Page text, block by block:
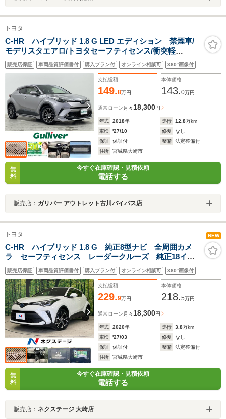
トヨタ
C-HR ハイブリッド 1.8 G LED エディション 禁煙車/
モデリスタエアロ/トヨタセーフティセンス/衝突軽
減/BSM/ACC/社外ナビ/バックモニター/フルセグ/ハーフ
レザー/シートヒーター/LEDヘッドライト/ETC/ドラレコ
販売店保証 車両品質評価書付 購入プラン付 オンライン相談可 360°画像付
支払総額
149.8万円
本体価格
143.0万円
通常ローン 月々18,300円
年式 2018年 走行 12.8万km
車検
'27/10 修復
なし
保証
保証付 整備
法定整備付
住所
宮城県大崎市
無
料
今すぐ在庫確認・見積依頼
電話する
販売店： ガリバー アウトレット古川バイパス店
トヨタ NEW
C-HR ハイブリッド 1.8 G 純正8型ナビ 全周囲カメ
ラ セーフティセンス レーダークルーズ 純正18イン
チアルミ ブラインドスポットモニター LEDヘッド
オートハイビーム スマートキー ハーフレザーシート
販売店保証 車両品質評価書付 購入プラン付 オンライン相談可 360°画像付
支払総額
229.9万円
本体価格
218.5万円
通常ローン 月々18,300円
年式 2020年 走行 3.8万km
車検
'27/03 修復
なし
保証
保証付 整備
法定整備付
住所
宮城県大崎市
無
料
今すぐ在庫確認・見積依頼
電話する
販売店： ネクステージ 大崎店